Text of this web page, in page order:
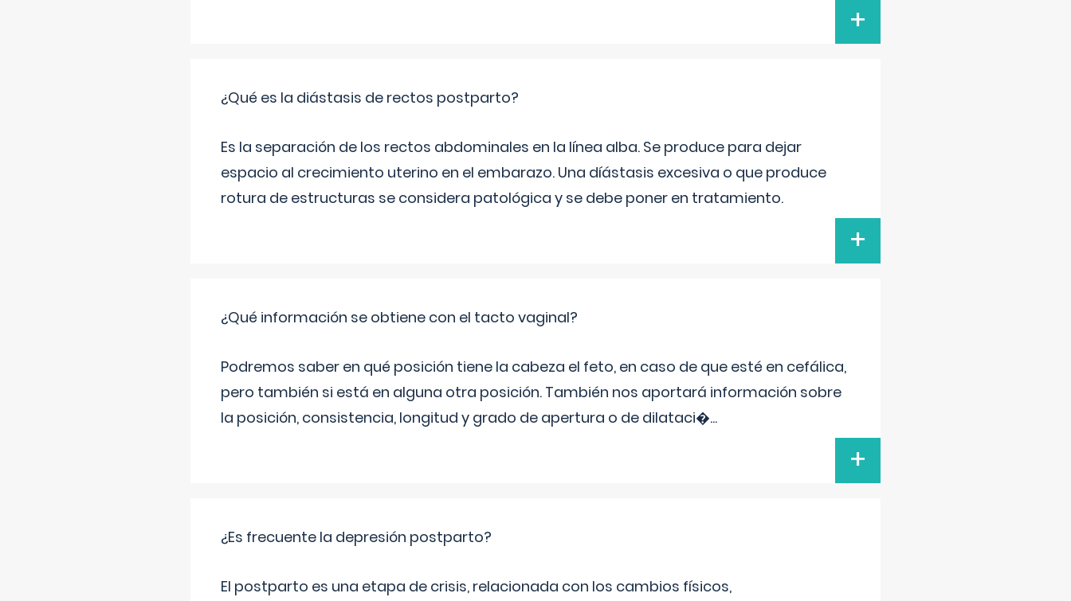
+
¿Qué es la diástasis de rectos postparto?
Es la separación de los rectos abdominales en la línea alba. Se produce para dejar
espacio al crecimiento uterino en el embarazo. Una díástasis excesiva o que produce
rotura de estructuras se considera patológica y se debe poner en tratamiento.
+
¿Qué información se obtiene con el tacto vaginal?
Podremos saber en qué posición tiene la cabeza el feto, en caso de que esté en cefálica,
pero también si está en alguna otra posición. También nos aportará información sobre
la posición, consistencia, longitud y grado de apertura o de dilataci�...
+
¿Es frecuente la depresión postparto?
El postparto es una etapa de crisis, relacionada con los cambios físicos,